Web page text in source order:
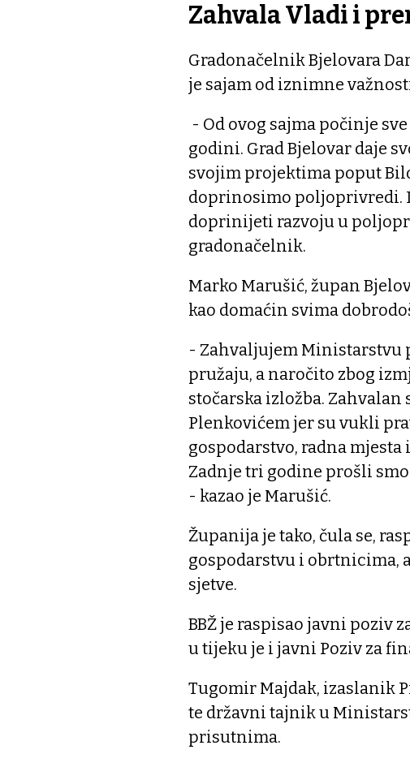
Zahvala Vladi i
Gradonačelnik Bjelovara
je sajam od iznimne
- Od ovog sajma počinje
godini. Grad Bjelovar daje
svojim projektima poput
doprinosimo poljoprivredi. I
doprinijeti razvoju u
gradonačelnik.
Marko Marušić, župan
kao domaćin svima
- Zahvaljujem Ministarstvu
pružaju, a naročito zbog
stočarska izložba.
Plenkovićem jer su vukli
gospodarstvo, radna
Zadnje tri godine prošli
- kazao je Marušić.
Županija je tako, čula se,
gospodarstvu i obrtnicima,
sjetve.
BBŽ je raspisao javni poziv
u tijeku je i javni Poziv za
Tugomir Majdak, izaslanik
te državni tajnik u
prisutnima.